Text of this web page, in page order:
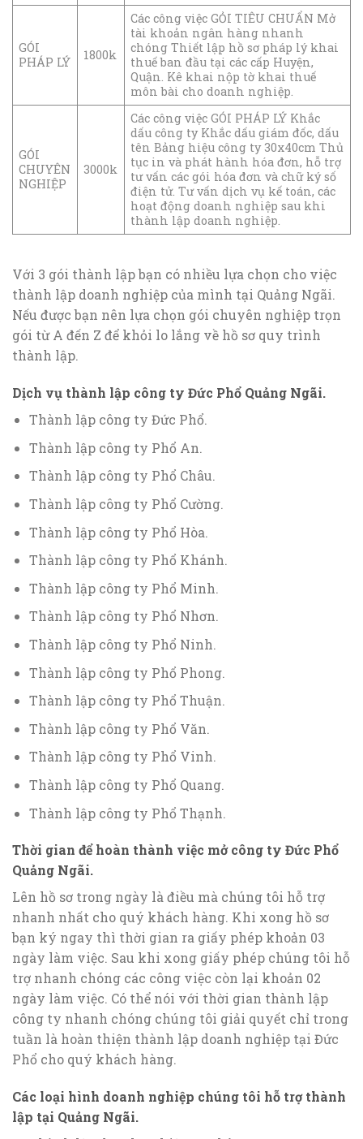
GÓI
PHÁP LÝ
1800k
Các công việc GỎI TIÊU CHUẨN Mở
tài khoản ngân hàng nhanh
chóng Thiết lập hồ sơ pháp lý khai
thuế ban đầu tại các cấp Huyện,
Quận. Kê khai nộp tờ khai thuế
môn bài cho doanh nghiệp.
GÓI
CHUYÊN
NGHIỆP
3000k
Các công việc GÓI PHÁP LÝ Khắc
dấu công ty Khắc dấu giám đốc, dấu
tên Bảng hiệu công ty 30x40cm Thủ
tục in và phát hành hóa đơn, hỗ trợ
tư vấn các gói hóa đơn và chữ ký số
điện tử. Tư vấn dịch vụ kế toán, các
hoạt động doanh nghiệp sau khi
thành lập doanh nghiệp.
Với 3 gói thành lập bạn có nhiều lựa chọn cho việc
thành lập doanh nghiệp của mình tại Quảng Ngãi.
Nếu được bạn nên lựa chọn gói chuyên nghiệp trọn
gói từ A đến Z để khỏi lo lắng về hồ sơ quy trình
thành lập.
Dịch vụ thành lập công ty Đức Phổ Quảng Ngãi.
Thành lập công ty Đức Phổ.
Thành lập công ty Phổ An.
Thành lập công ty Phổ Châu.
Thành lập công ty Phổ Cường.
Thành lập công ty Phổ Hòa.
Thành lập công ty Phổ Khánh.
Thành lập công ty Phổ Minh.
Thành lập công ty Phổ Nhơn.
Thành lập công ty Phổ Ninh.
Thành lập công ty Phổ Phong.
Thành lập công ty Phổ Thuận.
Thành lập công ty Phổ Văn.
Thành lập công ty Phổ Vinh.
Thành lập công ty Phổ Quang.
Thành lập công ty Phổ Thạnh.
Thời gian để hoàn thành việc mở công ty Đức Phổ
Quảng Ngãi.
Lên hồ sơ trong ngày là điều mà chúng tôi hỗ trợ
nhanh nhất cho quý khách hàng. Khi xong hồ sơ
bạn ký ngay thì thời gian ra giấy phép khoản 03
ngày làm việc. Sau khi xong giấy phép chúng tôi hỗ
trợ nhanh chóng các công việc còn lại khoản 02
ngày làm việc. Có thể nói với thời gian thành lập
công ty nhanh chóng chúng tôi giải quyết chỉ trong
tuần là hoàn thiện thành lập doanh nghiệp tại Đức
Phổ cho quý khách hàng.
Các loại hình doanh nghiệp chúng tôi hỗ trợ thành
lập tại Quảng Ngãi.